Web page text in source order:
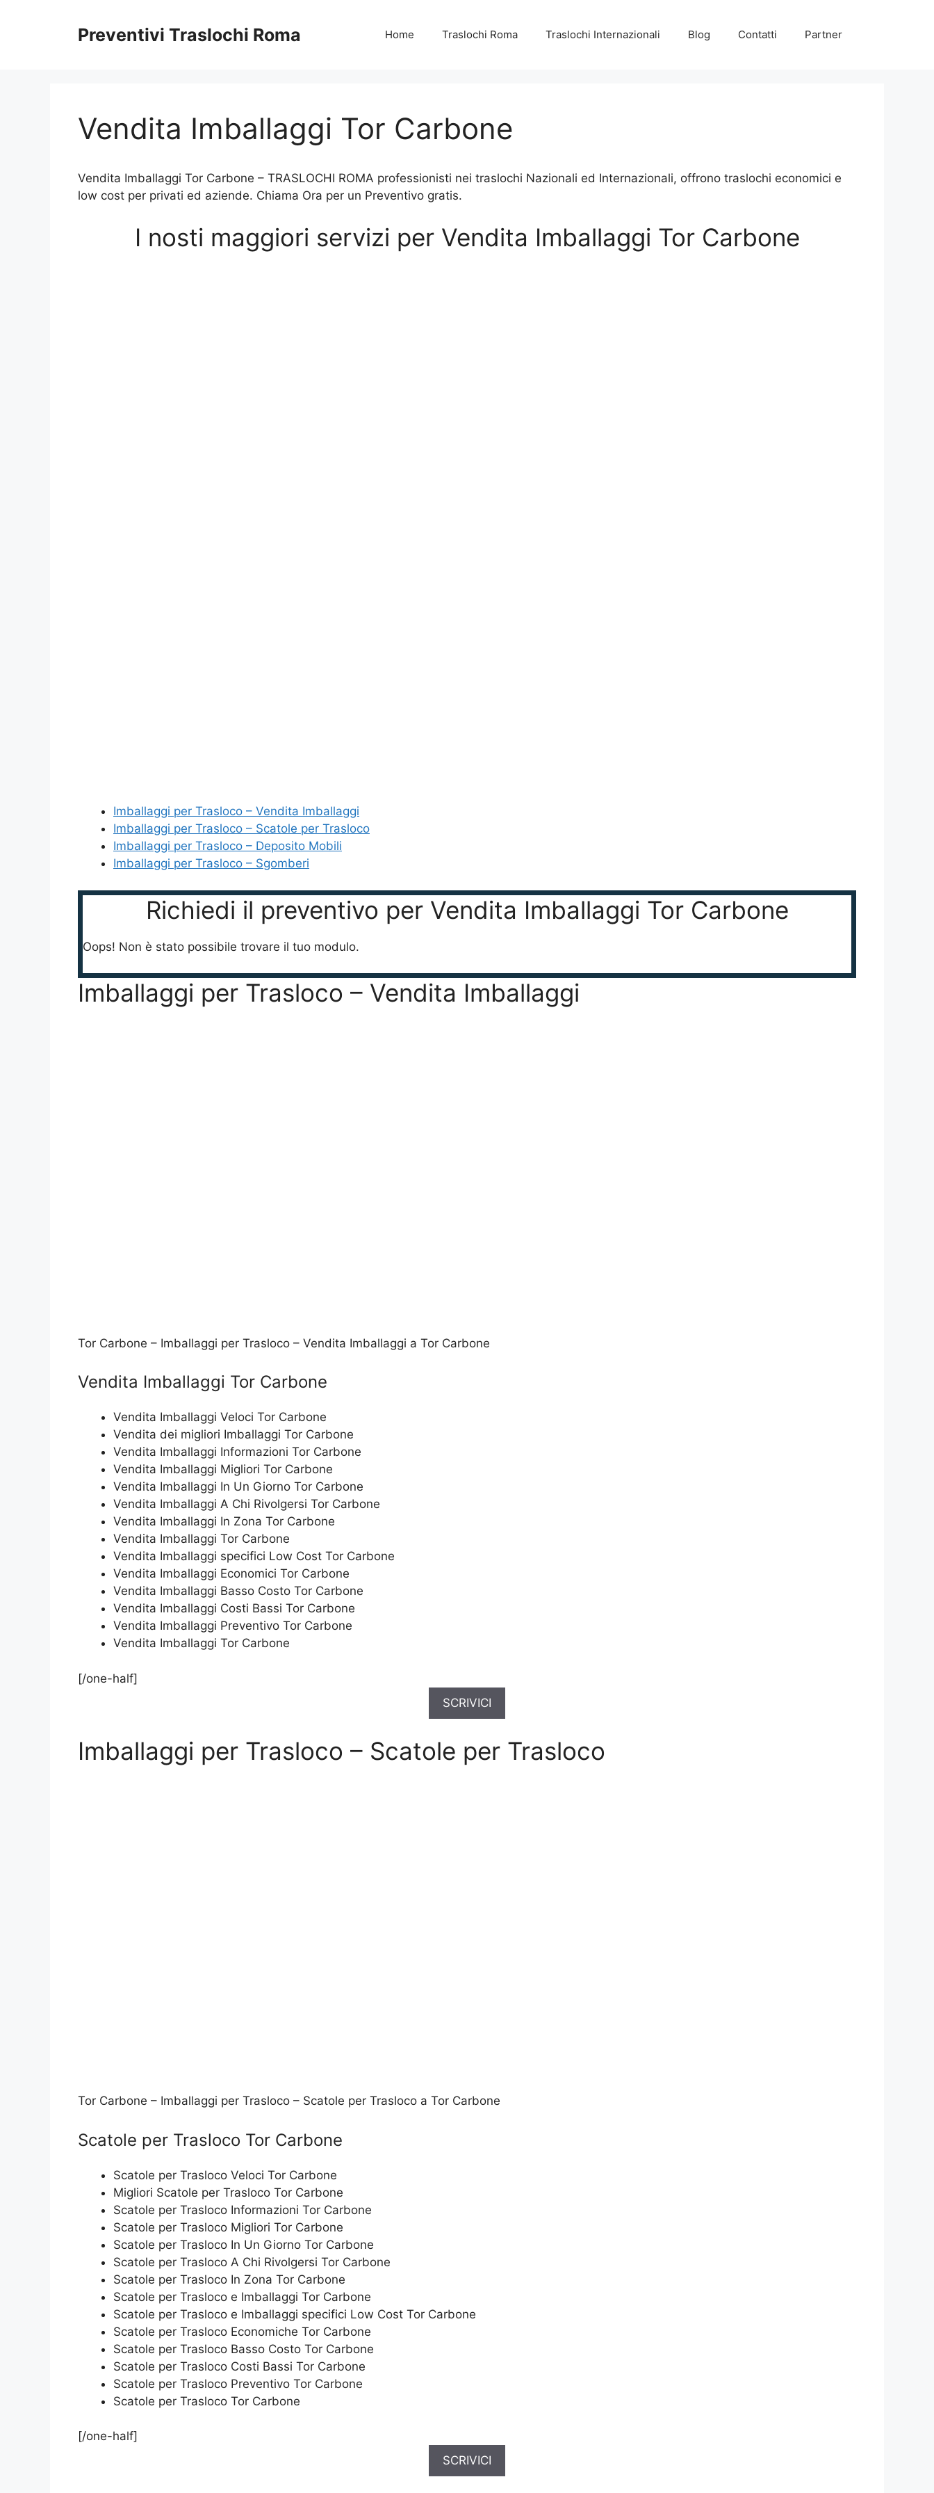
Preventivi Traslochi Roma Home Traslochi Roma Traslochi Internazionali Blog Contatti Partner
Vendita Imballaggi Tor Carbone
Vendita Imballaggi Tor Carbone – TRASLOCHI ROMA professionisti nei traslochi Nazionali ed Internazionali, offrono traslochi economici e
low cost per privati ed aziende. Chiama Ora per un Preventivo gratis.
I nosti maggiori servizi per Vendita Imballaggi Tor Carbone
Imballaggi per Trasloco – Vendita Imballaggi
Imballaggi per Trasloco – Scatole per Trasloco
Imballaggi per Trasloco – Deposito Mobili
Imballaggi per Trasloco – Sgomberi
Richiedi il preventivo per Vendita Imballaggi Tor Carbone
Oops! Non è stato possibile trovare il tuo modulo.
Imballaggi per Trasloco – Vendita Imballaggi
Tor Carbone – Imballaggi per Trasloco – Vendita Imballaggi a Tor Carbone
Vendita Imballaggi Tor Carbone
Vendita Imballaggi Veloci Tor Carbone
Vendita dei migliori Imballaggi Tor Carbone
Vendita Imballaggi Informazioni Tor Carbone
Vendita Imballaggi Migliori Tor Carbone
Vendita Imballaggi In Un Giorno Tor Carbone
Vendita Imballaggi A Chi Rivolgersi Tor Carbone
Vendita Imballaggi In Zona Tor Carbone
Vendita Imballaggi Tor Carbone
Vendita Imballaggi specifici Low Cost Tor Carbone
Vendita Imballaggi Economici Tor Carbone
Vendita Imballaggi Basso Costo Tor Carbone
Vendita Imballaggi Costi Bassi Tor Carbone
Vendita Imballaggi Preventivo Tor Carbone
Vendita Imballaggi Tor Carbone
[/one-half]
SCRIVICI
Imballaggi per Trasloco – Scatole per Trasloco
Tor Carbone – Imballaggi per Trasloco – Scatole per Trasloco a Tor Carbone
Scatole per Trasloco Tor Carbone
Scatole per Trasloco Veloci Tor Carbone
Migliori Scatole per Trasloco Tor Carbone
Scatole per Trasloco Informazioni Tor Carbone
Scatole per Trasloco Migliori Tor Carbone
Scatole per Trasloco In Un Giorno Tor Carbone
Scatole per Trasloco A Chi Rivolgersi Tor Carbone
Scatole per Trasloco In Zona Tor Carbone
Scatole per Trasloco e Imballaggi Tor Carbone
Scatole per Trasloco e Imballaggi specifici Low Cost Tor Carbone
Scatole per Trasloco Economiche Tor Carbone
Scatole per Trasloco Basso Costo Tor Carbone
Scatole per Trasloco Costi Bassi Tor Carbone
Scatole per Trasloco Preventivo Tor Carbone
Scatole per Trasloco Tor Carbone
[/one-half]
SCRIVICI